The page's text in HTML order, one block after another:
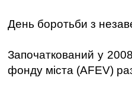
День боротьби з
Започаткований у
фонду міста (AFEV)